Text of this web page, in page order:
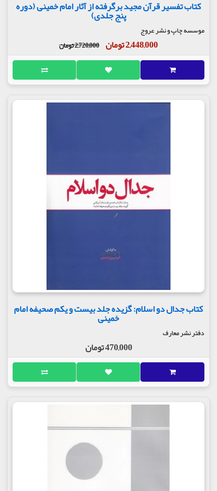
کتاب تفسیر قرآن مجید برگرفته از آثار امام خمینی (دوره
پنج جلدی)
موسسه چاپ و نشر عروج
2,448,000 تومان 2,720,000 تومان
کتاب جدال دو اسلام: گزیده جلد بیست و یکم صحیفه امام
خمینی
دفتر نشر معارف
470,000 تومان